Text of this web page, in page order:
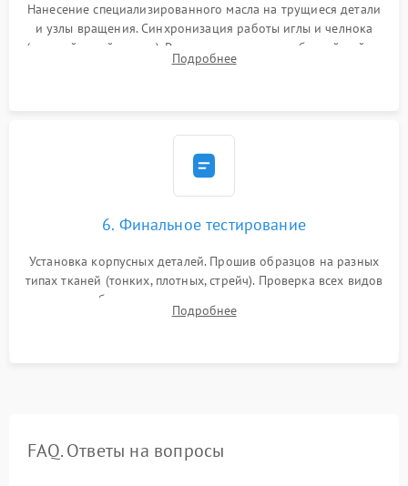
Нанесение специализированного масла на трущиеся детали
и узлы вращения. Синхронизация работы иглы и челнока
(настройка таймингов). Регулировка высоты зубчатой рейки,
центровка игловодителя и калибровка натяжителей верхней
Подробнее
6. Финальное тестирование
Установка корпусных деталей. Прошив образцов на разных
типах тканей (тонких, плотных, стрейч). Проверка всех видов
строчек, работы реверса, выметывания петли и намотчика
шпульки. Контроль плавности хода и отсутствия
Подробнее
FAQ. Ответы на вопросы